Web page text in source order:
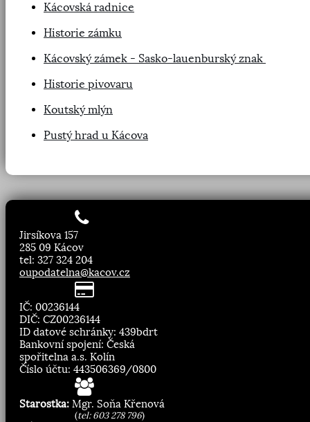
Kácovská radnice
Historie zámku
Kácovský zámek - Sasko-lauenburský znak
Historie pivovaru
Koutský mlýn
Pustý hrad u Kácova
Jirsíkova 157
285 09 Kácov
tel: 327 324 204
oupodatelna@kacov.cz
IČ: 00236144
DIČ: CZ00236144
ID datové schránky: 439bdrt
Bankovní spojení: Česká
spořitelna a.s. Kolín
Číslo účtu: 443506369/0800
Starostka: Mgr. Soňa Křenová
(tel: 603 278 796)